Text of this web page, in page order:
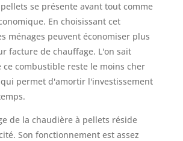
se présente avant tout comme
En choisissant cet
ménages peuvent économiser plus
facture de chauffage. L'on sait
ce combustible reste le moins cher
permet d'amortir l'investissement
de la chaudière à pellets réside
Son fonctionnement est assez